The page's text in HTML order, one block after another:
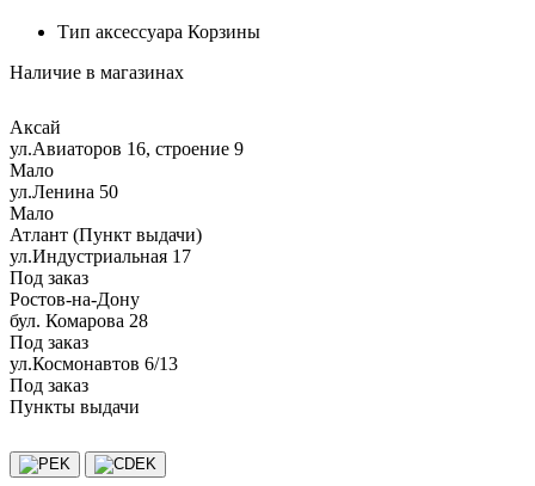
Тип аксессуара Корзины
Наличие в магазинах
Аксай
ул.Авиаторов 16, строение 9
Мало
ул.Ленина 50
Мало
Атлант (Пункт выдачи)
ул.Индустриальная 17
Под заказ
Ростов-на-Дону
бул. Комарова 28
Под заказ
ул.Космонавтов 6/13
Под заказ
Пункты выдачи